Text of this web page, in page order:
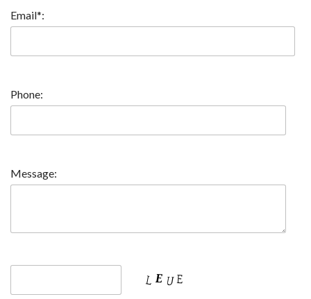
Email*:
Phone:
Message: